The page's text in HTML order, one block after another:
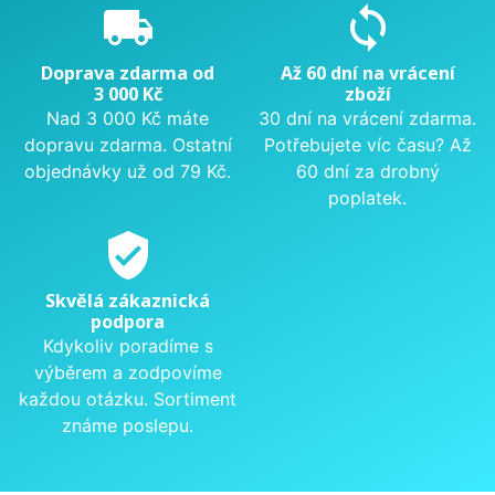
local_shipping
Doprava zdarma od
3 000 Kč
Nad 3 000 Kč máte
dopravu zdarma. Ostatní
objednávky už od 79 Kč.
sync
Až 60 dní na vrácení
zboží
30 dní na vrácení zdarma.
Potřebujete víc času? Až
60 dní za drobný
poplatek.
verified_user
Skvělá zákaznická
podpora
Kdykoliv poradíme s
výběrem a zodpovíme
každou otázku. Sortiment
známe poslepu.